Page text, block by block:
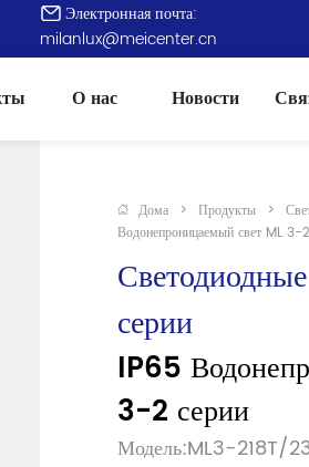
Электронная почта:
milanlux@meicenter.cn
О нас Новости
Дома > Продукты >
Водонепроницаемый свет ML 3-
серии
IP65
3-2 серии
Модель:ML3-218T/